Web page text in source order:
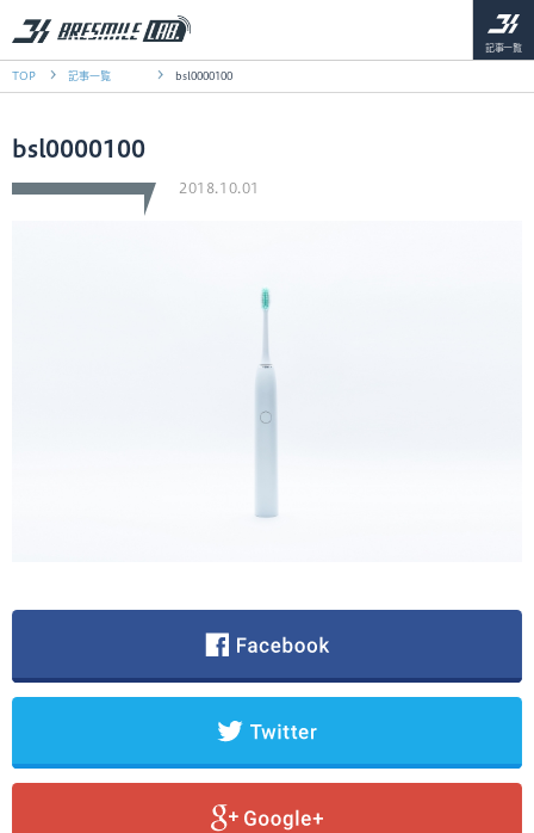
記事一覧
TOP 記事一覧 bsl0000100
bsl0000100
2018.10.01